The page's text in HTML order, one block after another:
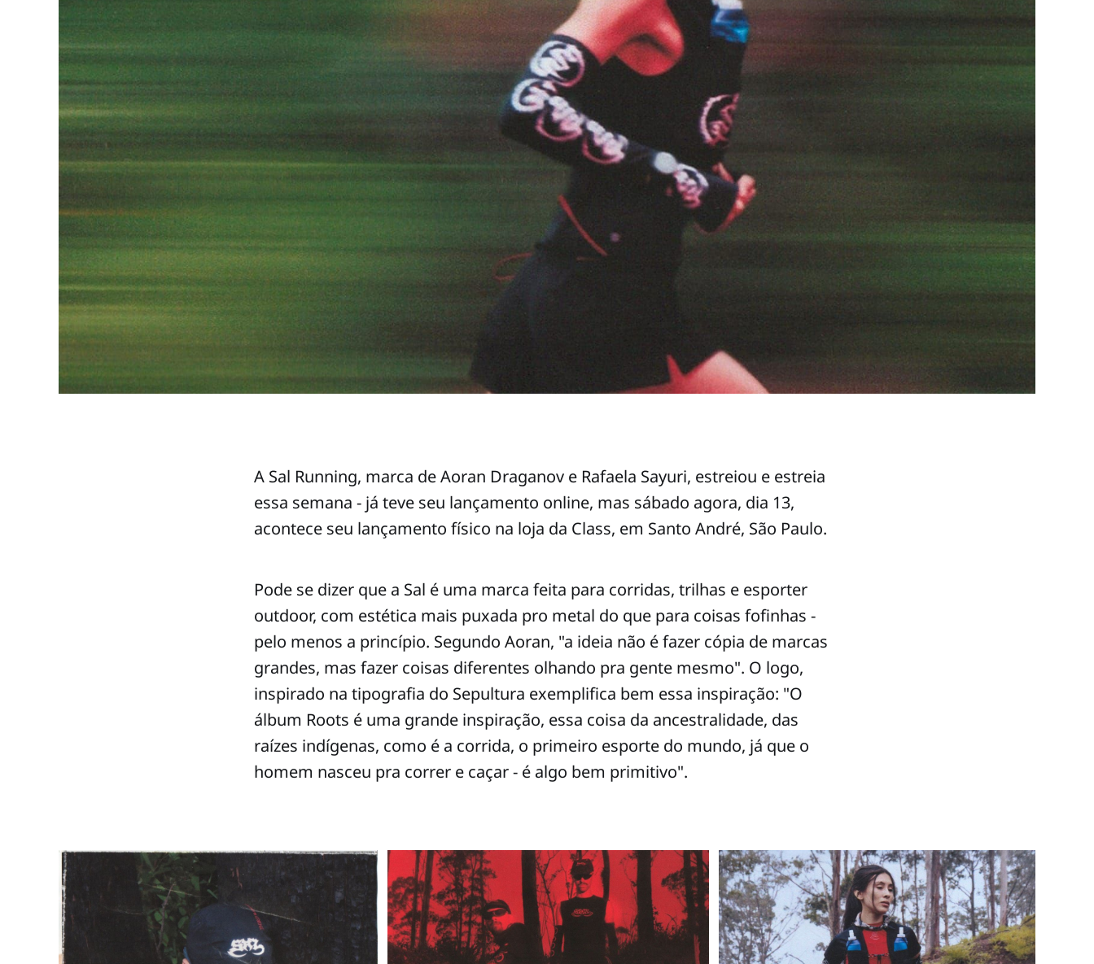
A Sal Running, marca de Aoran Draganov e Rafaela Sayuri, estreiou e estreia
essa semana - já teve seu lançamento online, mas sábado agora, dia 13,
acontece seu lançamento físico na loja da Class, em Santo André, São Paulo.
Pode se dizer que a Sal é uma marca feita para corridas, trilhas e esporter
outdoor, com estética mais puxada pro metal do que para coisas fofinhas -
pelo menos a princípio. Segundo Aoran, "a ideia não é fazer cópia de marcas
grandes, mas fazer coisas diferentes olhando pra gente mesmo". O logo,
inspirado na tipografia do Sepultura exemplifica bem essa inspiração: "O
álbum Roots é uma grande inspiração, essa coisa da ancestralidade, das
raízes indígenas, como é a corrida, o primeiro esporte do mundo, já que o
homem nasceu pra correr e caçar - é algo bem primitivo".